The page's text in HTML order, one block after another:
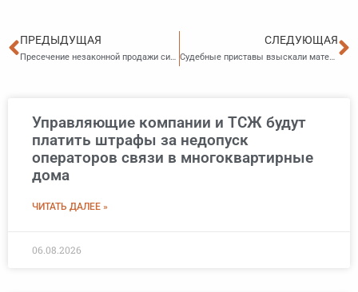
Пред
ПРЕДЫДУЩАЯ
Пресечение незаконной продажи сим-карт
СЛЕДУЮЩАЯ
Судебные приставы взыскали материальный ущерб с работника за недостачу на складе
Управляющие компании и ТСЖ будут
платить штрафы за недопуск
операторов связи в многоквартирные
дома
ЧИТАТЬ ДАЛЕЕ »
06.08.2026